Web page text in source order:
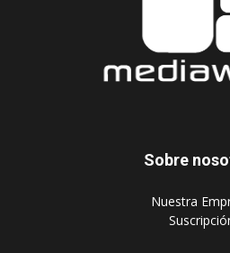
Sobre
‎Nuestra